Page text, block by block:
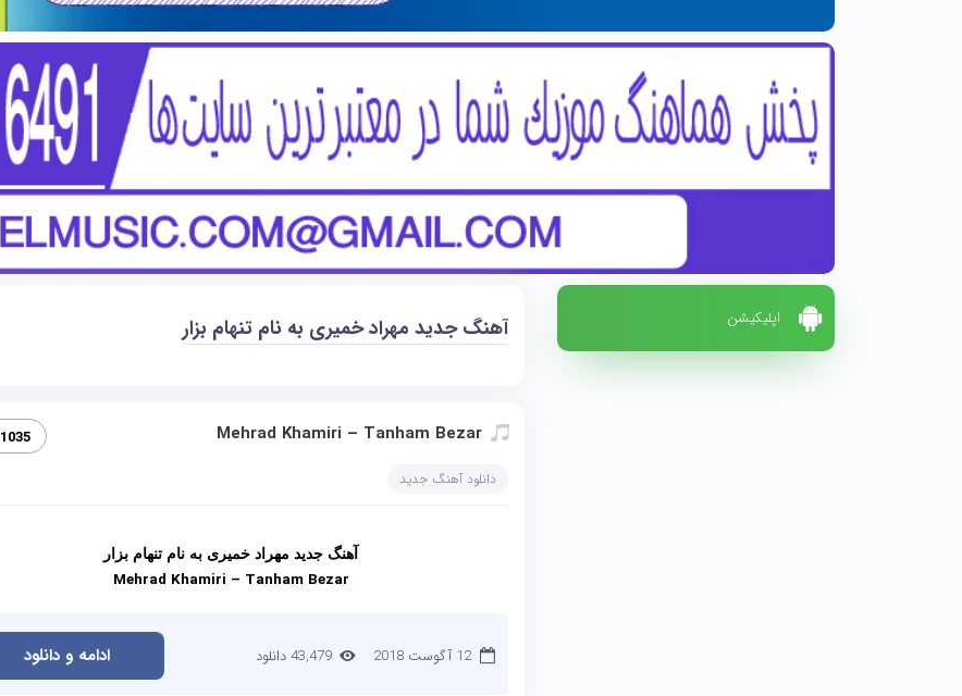
اپلیکیشن آهنگ جدید مهراد خمیری به نام تنهام بزار
Mehrad Khamiri – Tanham Bezar‏
1035
دانلود آهنگ جدید
آهنگ جدید مهراد خمیری به نام تنهام بزار
Mehrad Khamiri – Tanham Bezar
12 آگوست 2018 43,479 دانلود ادامه و دانلود